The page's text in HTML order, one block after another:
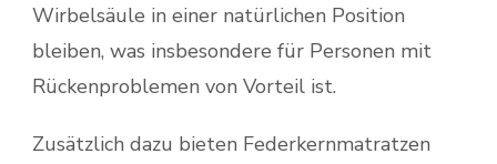
Wirbelsäule in einer natürlichen Position
bleiben, was insbesondere für Personen mit
Rückenproblemen von Vorteil ist.
Zusätzlich dazu bieten Federkernmatratzen